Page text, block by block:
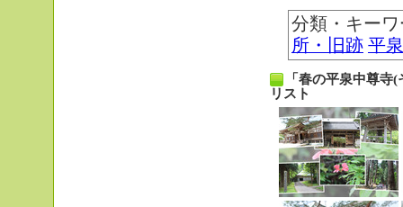
分類・キー
所・旧跡 平泉
「春の平泉中尊
リスト